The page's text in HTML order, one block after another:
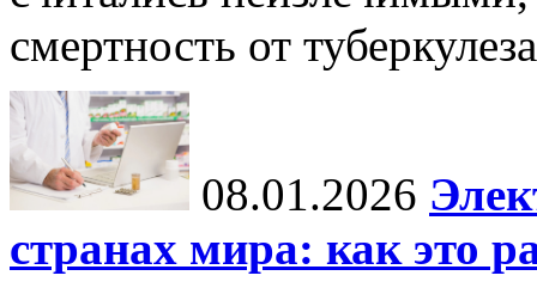
смертность от
08.01.2026
странах мира: как это